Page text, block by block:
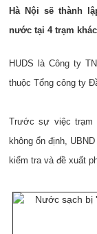
Hà Nội sẽ thành
nước tại 4 trạm
HUDS là Công ty
thuộc Tổng công ty
Trước sự việc trạm
không ổn định,
kiểm tra và đề xuất